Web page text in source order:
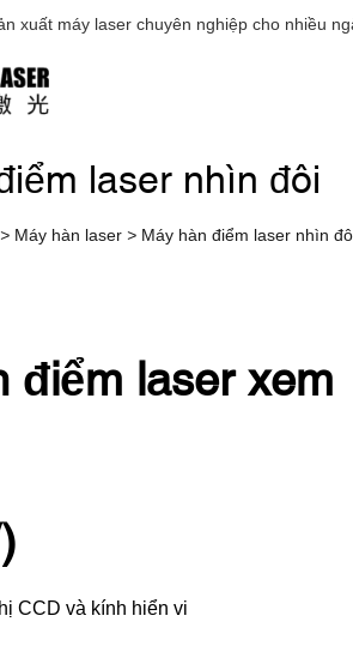
xuất máy laser chuyên nghiệp cho nhiều
laser nhìn đôi
> Máy hàn laser > Máy hàn điểm laser nhìn
điểm laser xem
CCD và kính hiển vi